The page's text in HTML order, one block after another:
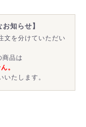
知らせ】
文を分けていただい
品は
。
いたします。